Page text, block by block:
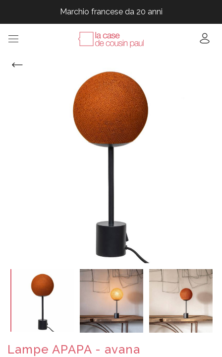
Marchio francese da 20 anni
Marchio francese da 20 anni
Marchio francese da 20 anni
Lampe APAPA - avana